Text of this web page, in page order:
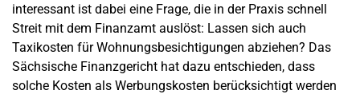
interessant ist dabei eine Frage, die in der Praxis schnell
Streit mit dem Finanzamt auslöst: Lassen sich auch
Taxikosten für Wohnungsbesichtigungen abziehen? Das
Sächsische Finanzgericht hat dazu entschieden, dass
solche Kosten als Werbungskosten berücksichtigt werden